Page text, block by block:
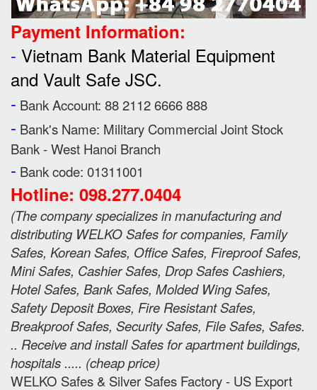
Payment Information:
- Vietnam Bank Material Equipment
and Vault Safe JSC.
- Bank Account: 88 2112 6666 888
- Bank's Name: Military Commercial Joint Stock
Bank - West Hanoi Branch
- Bank code: 01311001
Hotline: 098.277.0404
(The company specializes in manufacturing and
distributing WELKO Safes for companies, Family
Safes, Korean Safes, Office Safes, Fireproof Safes,
Mini Safes, Cashier Safes, Drop Safes Cashiers,
Hotel Safes, Bank Safes, Molded Wing Safes,
Safety Deposit Boxes, Fire Resistant Safes,
Breakproof Safes, Security Safes, File Safes, Safes.
.. Receive and install Safes for apartment buildings,
hospitals ..... (cheap price)
WELKO Safes & Silver Safes Factory - US Export